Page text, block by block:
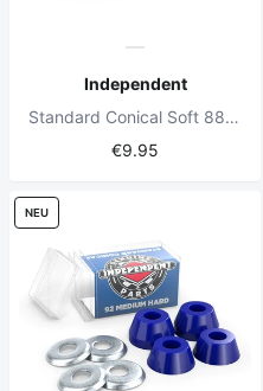
Independent
Standard Conical Soft 88a red Bushings
€9.95
NEU